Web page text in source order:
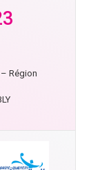
Région